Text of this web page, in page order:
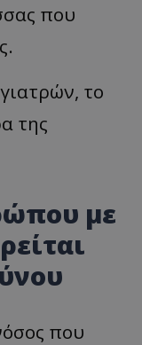
που
το
της
με
που